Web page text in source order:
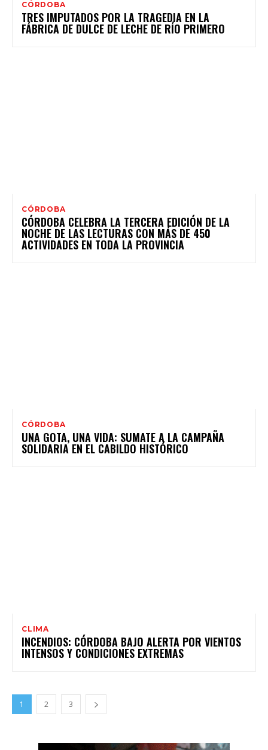
CÓRDOBA
TRES IMPUTADOS POR LA TRAGEDIA EN LA
FÁBRICA DE DULCE DE LECHE DE RÍO PRIMERO
CÓRDOBA
CÓRDOBA CELEBRA LA TERCERA EDICIÓN DE LA
NOCHE DE LAS LECTURAS CON MÁS DE 450
ACTIVIDADES EN TODA LA PROVINCIA
CÓRDOBA
UNA GOTA, UNA VIDA: SUMATE A LA CAMPAÑA
SOLIDARIA EN EL CABILDO HISTÓRICO
CLIMA
INCENDIOS: CÓRDOBA BAJO ALERTA POR VIENTOS
INTENSOS Y CONDICIONES EXTREMAS
1 2 3